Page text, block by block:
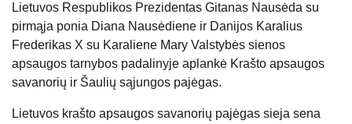
Lietuvos Respublikos Prezidentas Gitanas Nausėda su
pirmąja ponia Diana Nausėdiene ir Danijos Karalius
Frederikas X su Karaliene Mary Valstybės sienos
apsaugos tarnybos padalinyje aplankė Krašto apsaugos
savanorių ir Šaulių sąjungos pajėgas.
Lietuvos krašto apsaugos savanorių pajėgas sieja sena